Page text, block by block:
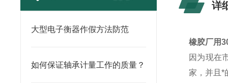
大型电子衡器作假方法防范
如何保证轴承计量工作的质量？
详
橡胶厂用
因为现在
家，并且*